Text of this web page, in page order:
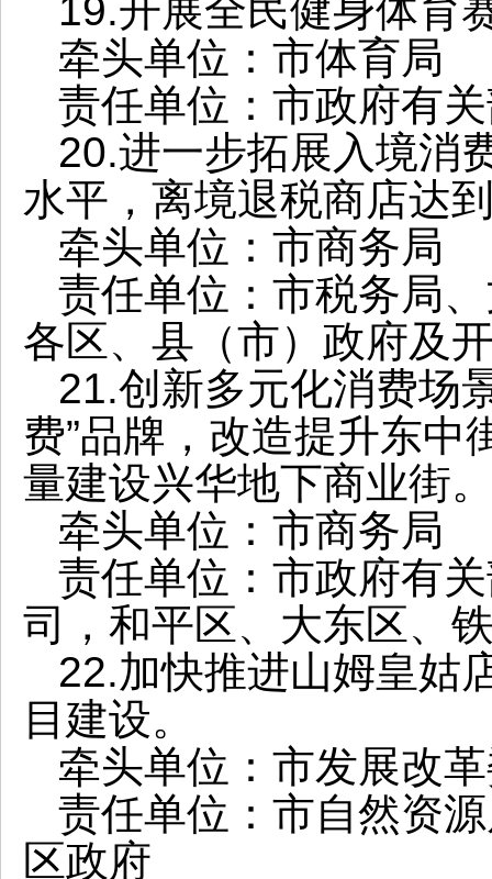
19.开展全民健身体育
牵头单位：市体育局
责任单位：市政府有
20.进一步拓展入境消
水平，离境退税商店达
牵头单位：市商务局
责任单位：市税务局
各区、县（市）政府及
21.创新多元化消费场
费”品牌，改造提升东中
量建设兴华地下商业街
牵头单位：市商务局
责任单位：市政府有
司，和平区、大东区、
22.加快推进山姆皇姑
目建设。
牵头单位：市发展改
责任单位：市自然资
区政府